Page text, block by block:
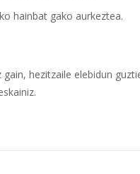
hainbat gako aurkeztea.
hezitzaile elebidun